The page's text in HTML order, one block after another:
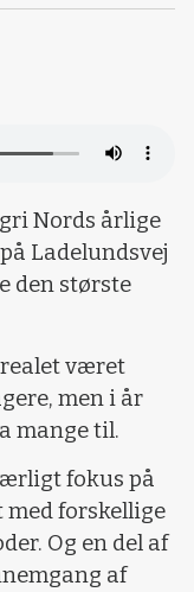
Nords årlige
Ladelundsvej
den største
været
men i år
mange til.
fokus på
forskellige
Og en del af
af